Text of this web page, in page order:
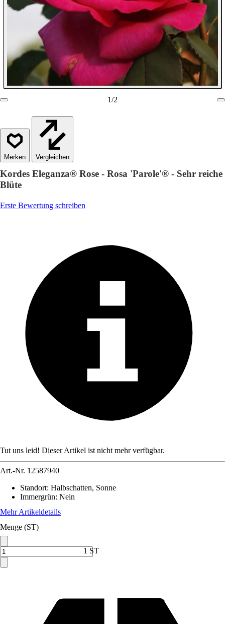
1/2
Vergleichen
Kordes Eleganza® Rose - Rosa 'Parole'® - Sehr reiche
Blüte
Erste Bewertung schreiben
Tut uns leid! Dieser Artikel ist nicht mehr verfügbar.
Art.-Nr. 12587940
Standort: Halbschatten, Sonne
Immergrün: Nein
Mehr Artikeldetails
Menge (ST)
1 ST